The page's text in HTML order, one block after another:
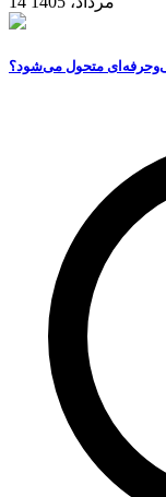
متحول می‌شود؟